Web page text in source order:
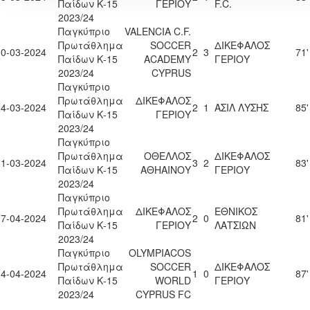
Παίδων Κ-15
2023/24
ΓΕΡΙΟΥ
F.C.
03-2024
Παγκύπριο
Πρωτάθλημα
Παίδων Κ-15
2023/24
VALENCIA C.F.
SOCCER
ACADEMY
CYPRUS
2 3 ΔΙΚΕΦΑΛΟΣ
ΓΕΡΙΟΥ
71'
03-2024
Παγκύπριο
Πρωτάθλημα
Παίδων Κ-15
2023/24
ΔΙΚΕΦΑΛΟΣ
ΓΕΡΙΟΥ2 1 ΑΣΙΛ ΛΥΣΗΣ 85'
03-2024
Παγκύπριο
Πρωτάθλημα
Παίδων Κ-15
2023/24
ΟΘΕΛΛΟΣ
ΑΘΗΑΙΝΟΥ3 2 ΔΙΚΕΦΑΛΟΣ
ΓΕΡΙΟΥ
83'
04-2024
Παγκύπριο
Πρωτάθλημα
Παίδων Κ-15
2023/24
ΔΙΚΕΦΑΛΟΣ
ΓΕΡΙΟΥ2 0 ΕΘΝΙΚΟΣ
ΛΑΤΣΙΩΝ
81'
04-2024
Παγκύπριο
Πρωτάθλημα
Παίδων Κ-15
2023/24
OLYMPIACOS
SOCCER
WORLD
CYPRUS FC
1 0 ΔΙΚΕΦΑΛΟΣ
ΓΕΡΙΟΥ
87'